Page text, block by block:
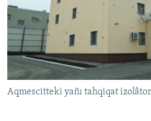
Aqmescitteki yañı tahqiqat